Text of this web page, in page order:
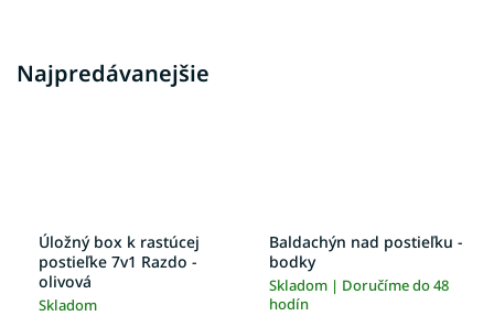
Najpredávanejšie
Úložný box k rastúcej
postieľke 7v1 Razdo -
olivová
Skladom
Baldachýn nad postieľku -
bodky
Skladom | Doručíme do 48
hodín